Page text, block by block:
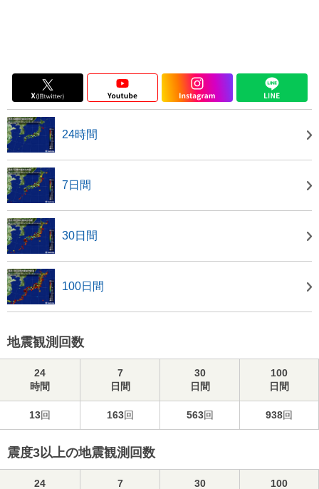
24時間
7日間
30日間
100日間
地震観測回数
24
時間
7
日間
30
日間
100
日間
13回 163回 563回 938回
震度3以上の地震観測回数
24
7
30
100